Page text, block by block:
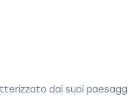
dai suoi